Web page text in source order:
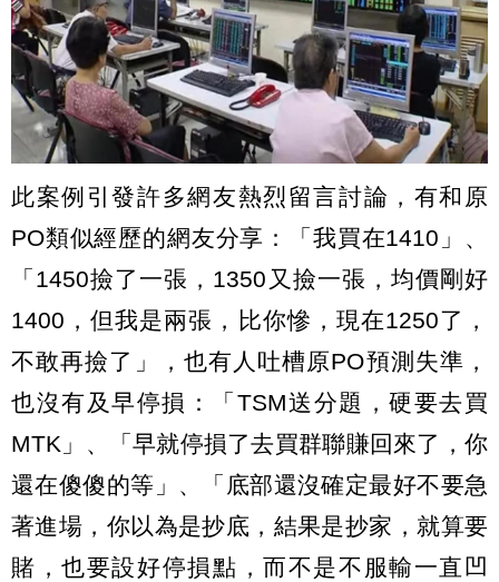
此案例引發許多網友熱烈留言討論，有和原
PO類似經歷的網友分享：「我買在1410」、
「1450撿了一張，1350又撿一張，均價剛好
1400，但我是兩張，比你慘，現在1250了，
不敢再撿了」，也有人吐槽原PO預測失準，
也沒有及早停損：「TSM送分題，硬要去買
MTK」、「早就停損了去買群聯賺回來了，你
還在傻傻的等」、「底部還沒確定最好不要急
著進場，你以為是抄底，結果是抄家，就算要
賭，也要設好停損點，而不是不服輸一直凹